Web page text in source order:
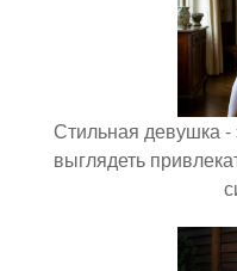
Стильная девушка -
выглядеть